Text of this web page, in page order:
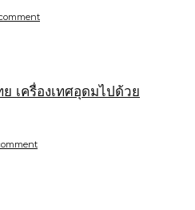
เครื่องเทศอุดมไปด้วย